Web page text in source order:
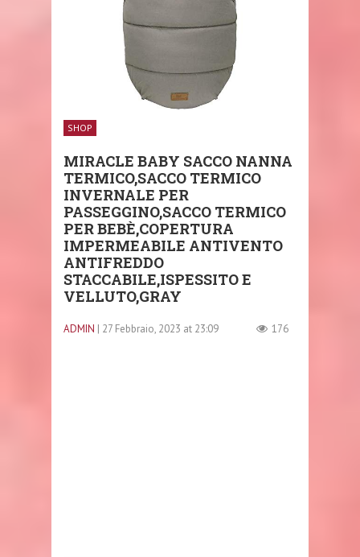
SHOP
MIRACLE BABY SACCO NANNA
TERMICO,SACCO TERMICO
INVERNALE PER
PASSEGGINO,SACCO TERMICO
PER BEBÈ,COPERTURA
IMPERMEABILE ANTIVENTO
ANTIFREDDO
STACCABILE,ISPESSITO E
VELLUTO,GRAY
ADMIN | 27 Febbraio, 2023 at 23:09 176